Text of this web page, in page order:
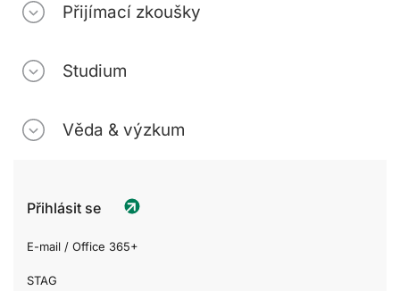
Přijímací zkoušky
Studium
Věda & výzkum
Přihlásit se
E-mail / Office 365+
STAG